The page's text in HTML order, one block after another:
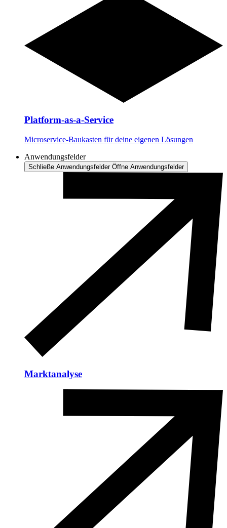
Platform-as-a-Service
Microservice-Baukasten für deine eigenen Lösungen
Anwendungsfelder
Schließe Anwendungsfelder Öffne Anwendungsfelder
Marktanalyse